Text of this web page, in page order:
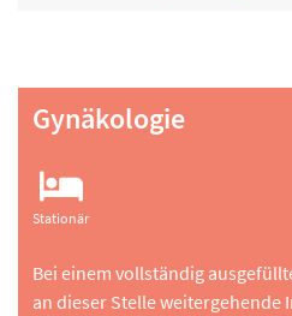
Gynäkologie
Stationär
Bei einem vollständig
an dieser Stelle